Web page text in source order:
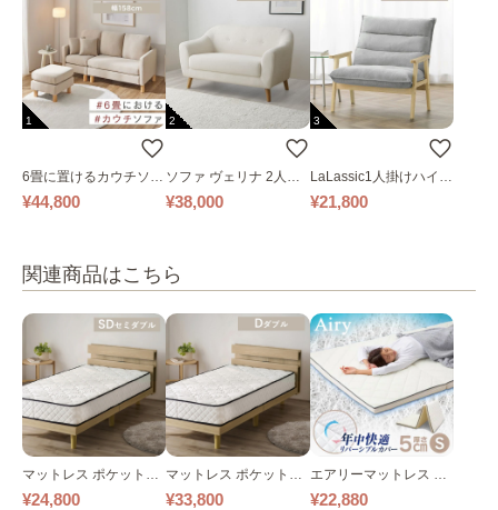
1
6畳に置けるカウチソフ
ァ｜ベージュ
¥44,800
2
ソファ ヴェリナ 2人掛
け
¥38,000
3
LaLassic1人掛けハイバ
ックソファ ワイド
¥21,800
関連商品はこちら
マットレス ポケットコ
イルマットレス セミダ
¥24,800
マットレス ポケットコ
イルマットレス ダブル
¥33,800
エアリーマットレス MA
RS-S シングル
¥22,880